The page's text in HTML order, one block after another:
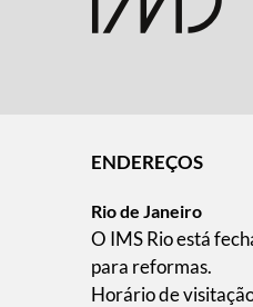
ENDEREÇOS
Rio de Janeiro
O IMS Rio está
para reformas.
Horário de